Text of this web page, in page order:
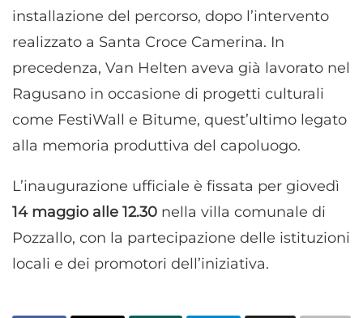
installazione del percorso, dopo l’intervento
realizzato a Santa Croce Camerina. In
precedenza, Van Helten aveva già lavorato nel
Ragusano in occasione di progetti culturali
come FestiWall e Bitume, quest’ultimo legato
alla memoria produttiva del capoluogo.
L’inaugurazione ufficiale è fissata per giovedì
14 maggio alle 12.30 nella villa comunale di
Pozzallo, con la partecipazione delle istituzioni
locali e dei promotori dell’iniziativa.